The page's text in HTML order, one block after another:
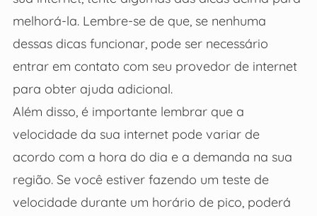
melhorá-la. Lembre-se de que, se nenhuma
dessas dicas funcionar, pode ser necessário
entrar em contato com seu provedor de internet
para obter ajuda adicional.
Além disso, é importante lembrar que a
velocidade da sua internet pode variar de
acordo com a hora do dia e a demanda na sua
região. Se você estiver fazendo um teste de
velocidade durante um horário de pico, poderá